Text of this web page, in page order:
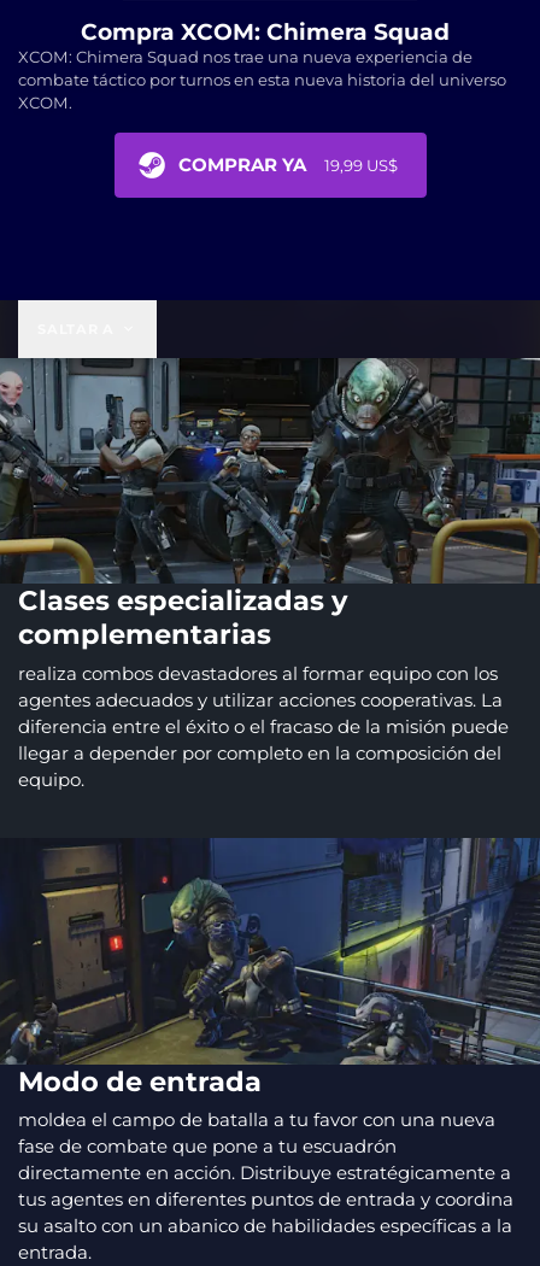
Compra XCOM: Chimera Squad
XCOM: Chimera Squad nos trae una nueva experiencia de
combate táctico por turnos en esta nueva historia del universo
XCOM.
COMPRAR YA 19,99 US$
Clases especializadas y
complementarias
realiza combos devastadores al formar equipo con los
agentes adecuados y utilizar acciones cooperativas. La
diferencia entre el éxito o el fracaso de la misión puede
llegar a depender por completo en la composición del
equipo.
Modo de entrada
moldea el campo de batalla a tu favor con una nueva
fase de combate que pone a tu escuadrón
directamente en acción. Distribuye estratégicamente a
tus agentes en diferentes puntos de entrada y coordina
su asalto con un abanico de habilidades específicas a la
entrada.